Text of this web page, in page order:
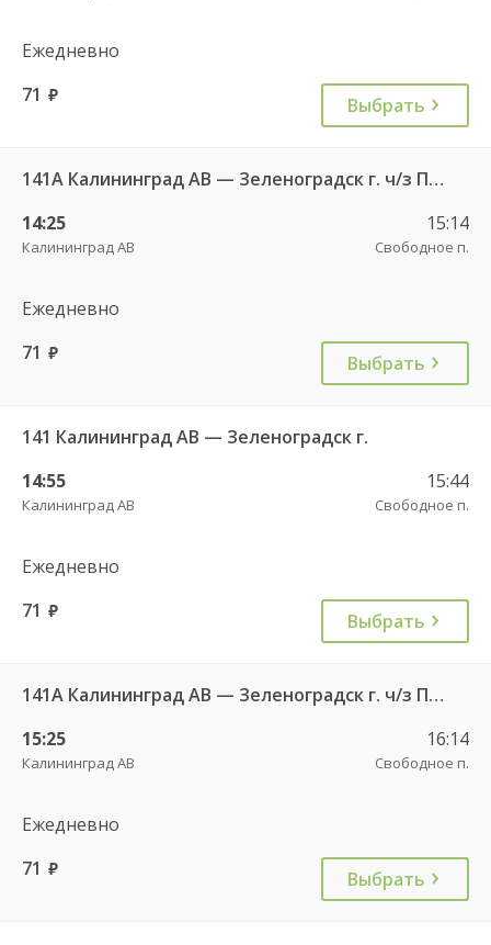
Ежедневно
71 руб. Выбрать
141А Калининград АВ — Зеленоградск г. ч/з Петрово п.
14:25
Калининград АВ
15:14
Свободное п.
Ежедневно
71 руб. Выбрать
141 Калининград АВ — Зеленоградск г.
14:55
Калининград АВ
15:44
Свободное п.
Ежедневно
71 руб. Выбрать
141А Калининград АВ — Зеленоградск г. ч/з Петрово п.
15:25
Калининград АВ
16:14
Свободное п.
Ежедневно
71 руб. Выбрать